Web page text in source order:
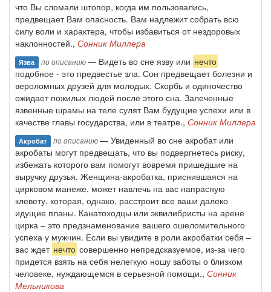
что Вы сломали штопор, когда им пользовались,
предвещает Вам опасность. Вам надлежит собрать всю
силу воли и характера, чтобы избавиться от нездоровых
наклонностей., Сонник Миллера
Язва по описанию— Видеть во сне язву или нечто
подобное - это предвестье зла. Сон предвещает болезни и
вероломных друзей для молодых. Скорбь и одиночество
ожидает пожилых людей после этого сна. Залеченные
язвенные шрамы на теле сулят Вам будущие успехи или в
качестве главы государства, или в театре., Сонник Миллера
Акробат по описанию— Увиденный во сне акробат или
акробаты могут предвещать, что вы подвергнетесь риску,
избежать которого вам помогут вовремя пришедшие на
выручку друзья. Женщина-акробатка, приснившаяся на
цирковом манеже, может навлечь на вас напрасную
клевету, которая, однако, расстроит все ваши далеко
идущие планы. Канатоходцы или эквилибристы на арене
цирка – это предзнаменование вашего ошеломительного
успеха у мужчин. Если вы увидите в роли акробатки себя –
вас ждет нечто совершенно непредсказуемое, из-за чего
придется взять на себя нелегкую ношу заботы о близком
человеке, нуждающемся в серьезной помощи., Сонник
Мельникова